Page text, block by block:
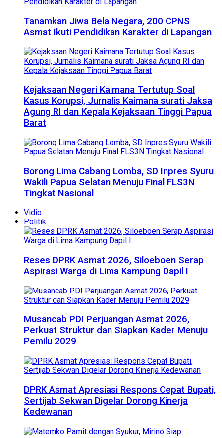
Tanamkan Jiwa Bela Negara, 200 CPNS
Asmat Ikuti Pendidikan Karakter di Lapangan
Kejaksaan Negeri Kaimana Tertutup Soal
Kasus Korupsi, Jurnalis Kaimana surati Jaksa
Agung RI dan Kepala Kejaksaan Tinggi Papua
Barat
Borong Lima Cabang Lomba, SD Inpres Syuru
Wakili Papua Selatan Menuju Final FLS3N
Tingkat Nasional
Vidio
Politik
Reses DPRK Asmat 2026, Siloeboen Serap
Aspirasi Warga di Lima Kampung Dapil I
Musancab PDI Perjuangan Asmat 2026,
Perkuat Struktur dan Siapkan Kader Menuju
Pemilu 2029
DPRK Asmat Apresiasi Respons Cepat Bupati,
Sertijab Sekwan Digelar Dorong Kinerja
Kedewanan